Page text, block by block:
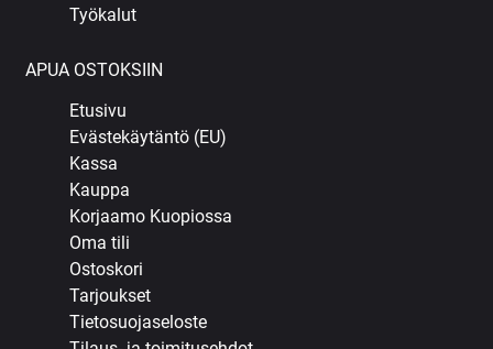
Työkalut
APUA OSTOKSIIN
Etusivu
Evästekäytäntö (EU)
Kassa
Kauppa
Korjaamo Kuopiossa
Oma tili
Ostoskori
Tarjoukset
Tietosuojaseloste